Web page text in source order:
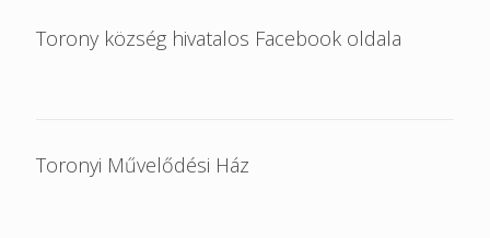
Torony község hivatalos Facebook oldala
Toronyi Művelődési Ház